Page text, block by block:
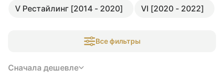
V Рестайлинг [2014 - 2020] VI [2020 - 2022]
Все фильтры
Сначала дешевле